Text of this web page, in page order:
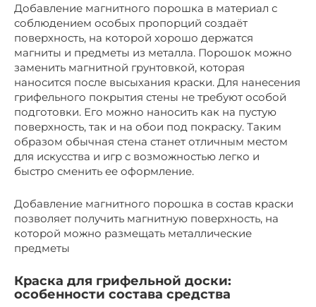
Добавление магнитного порошка в материал с
соблюдением особых пропорций создаёт
поверхность, на которой хорошо держатся
магниты и предметы из металла. Порошок можно
заменить магнитной грунтовкой, которая
наносится после высыхания краски. Для нанесения
грифельного покрытия стены не требуют особой
подготовки. Его можно наносить как на пустую
поверхность, так и на обои под покраску. Таким
образом обычная стена станет отличным местом
для искусства и игр с возможностью легко и
быстро сменить ее оформление.
Добавление магнитного порошка в состав краски
позволяет получить магнитную поверхность, на
которой можно размещать металлические
предметы
Краска для грифельной доски:
особенности состава средства